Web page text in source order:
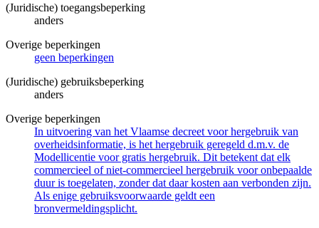
(Juridische) toegangsbeperking
anders
Overige beperkingen
geen beperkingen
(Juridische) gebruiksbeperking
anders
Overige beperkingen
In uitvoering van het Vlaamse decreet voor hergebruik van
overheidsinformatie, is het hergebruik geregeld d.m.v. de
Modellicentie voor gratis hergebruik. Dit betekent dat elk
commercieel of niet-commercieel hergebruik voor onbepaalde
duur is toegelaten, zonder dat daar kosten aan verbonden zijn.
Als enige gebruiksvoorwaarde geldt een
bronvermeldingsplicht.